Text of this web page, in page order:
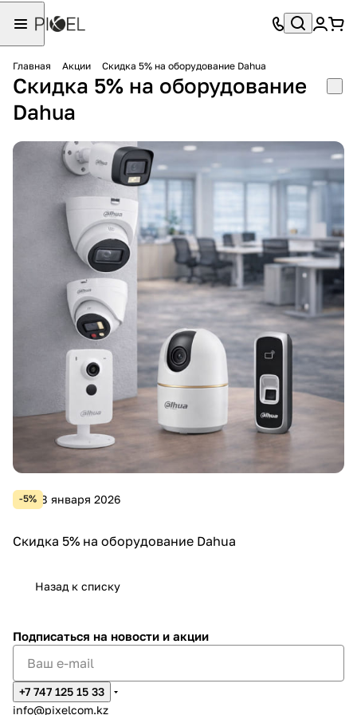
Главная Акции Скидка 5% на оборудование Dahua
Скидка 5% на оборудование
Dahua
-5% 8 января 2026
Скидка 5% на оборудование Dahua
Назад к списку
Подписаться на новости и акции
+7 747 125 15 33
info@pixelcom.kz